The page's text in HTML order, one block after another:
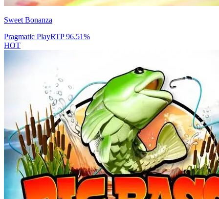
Sweet Bonanza
Pragmatic PlayRTP96.51%
HOT